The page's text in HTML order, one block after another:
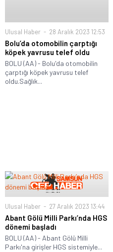
Ulusal Haber 28 Aralık 2023 12:53
Bolu’da otomobilin çarptığı
köpek yavrusu telef oldu
BOLU (AA) - Bolu'da otomobilin
çarptığı köpek yavrusu telef
oldu.Sağlık...
Ulusal Haber 27 Aralık 2023 13:44
Abant Gölü Milli Parkı’nda HGS
dönemi başladı
BOLU (AA) - Abant Gölü Milli
Parkı'na girişler HGS sistemiyle...